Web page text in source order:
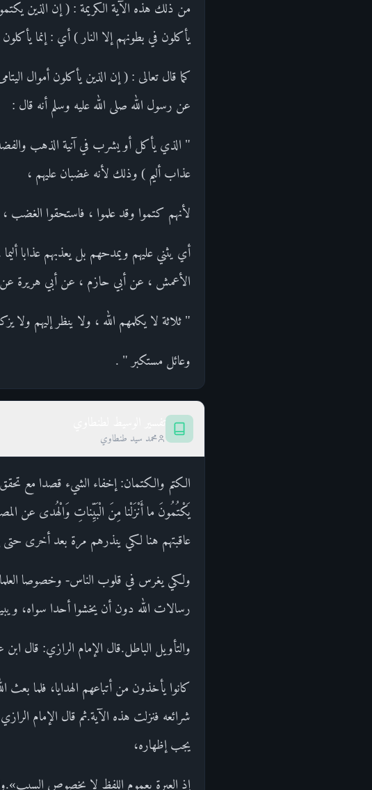
من ذلك هذه الآية الكريمة : ( إن الذين
يأكلون في بطونهم إلا النار ) أي : إنما
عن رسول الله صلى الله عليه وسلم أنه قال :
" الذي يأكل أو يشرب في آنية الذهب والفضة
عذاب أليم ) وذلك لأنه غضبان عليهم ،
لأنهم كتموا وقد علموا ، فاستحقوا الغضب ،
أي يثني عليهم ويمدحهم بل يعذبهم عذابا
الأعمش ، عن أبي حازم ، عن أبي هريرة عن
" ثلاثة لا يكلمهم الله ، ولا ينظر إليهم
وعائل مستكبر " .
محمد سيد طنطاوي
الكتم والكتمان: إخفاء الشيء قصدا مع
يَكْتُمُونَ ما أَنْزَلْنا مِنَ الْبَيِّناتِ وَالْهُدى عن
عاقبتهم هنا لكي ينذرهم مرة بعد أخرى حتى
ولكي يغرس في قلوب الناس- وخصوصا العلماء-
رسالات الله دون أن يخشوا أحدا سواه،
والتأويل الباطل.قال الإمام الرازي: قال
كانوا يأخذون من أتباعهم الهدايا، فلما بعث
شرائعه فنزلت هذه الآية.ثم قال الإمام
يجب إظهاره،
إذ العبرة بعموم اللفظ لا بخصوص